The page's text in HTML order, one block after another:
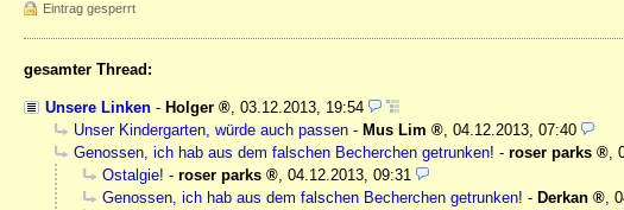
Eintrag gesperrt
gesamter Thread:
Unsere Linken - Holger , 03.12.2013, 19:54
Unser Kindergarten, würde auch passen - Mus Lim , 04.12.2013, 07:40
Genossen, ich hab aus dem falschen Becherchen getrunken! - roser parks ,
Ostalgie! - roser parks , 04.12.2013, 09:31
Genossen, ich hab aus dem falschen Becherchen getrunken! - Derkan ,